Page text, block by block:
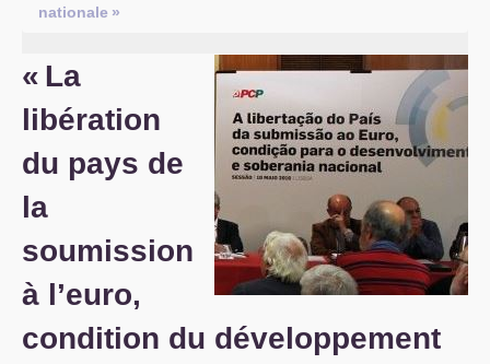
S’organiser
Comprendre...
Vie du site
nationale »
« La
libération
du pays de
la
soumission
à l’euro,
condition du développement